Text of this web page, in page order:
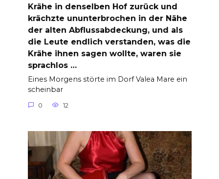
Krähe in denselben Hof zurück und
krächzte ununterbrochen in der Nähe
der alten Abflussabdeckung, und als
die Leute endlich verstanden, was die
Krähe ihnen sagen wollte, waren sie
sprachlos …
Eines Morgens störte im Dorf Valea Mare ein
scheinbar
0 12